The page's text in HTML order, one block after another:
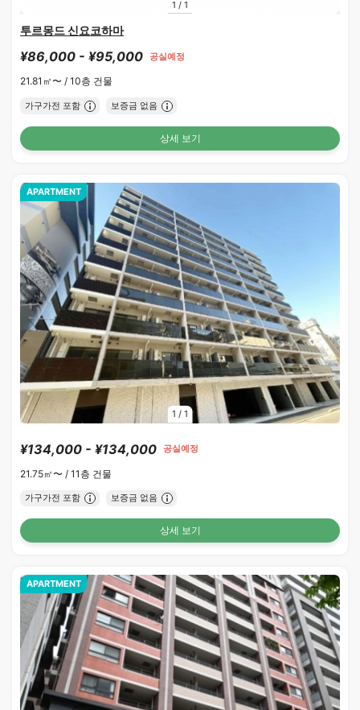
1 / 1
투르몽드 신요코하마
¥86,000 - ¥95,000 공실예정
21.81㎡〜 / 10층 건물
가구가전 포함 보증금 없음
상세 보기
1 / 1
APARTMENT
¥134,000 - ¥134,000 공실예정
21.75㎡〜 / 11층 건물
가구가전 포함 보증금 없음
상세 보기
APARTMENT